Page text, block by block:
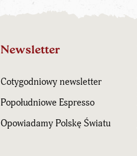
Newsletter
Cotygodniowy newsletter
Popołudniowe Espresso
Opowiadamy Polskę Światu